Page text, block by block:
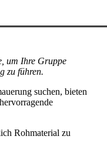
um Ihre Gruppe
zu führen.
suchen, bieten
Rohmaterial zu